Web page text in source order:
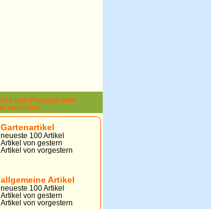
Gartenartikel
neueste 100 Artikel
Artikel von gestern
Artikel von vorgestern
allgemeine Artikel
neueste 100 Artikel
Artikel von gestern
Artikel von vorgestern